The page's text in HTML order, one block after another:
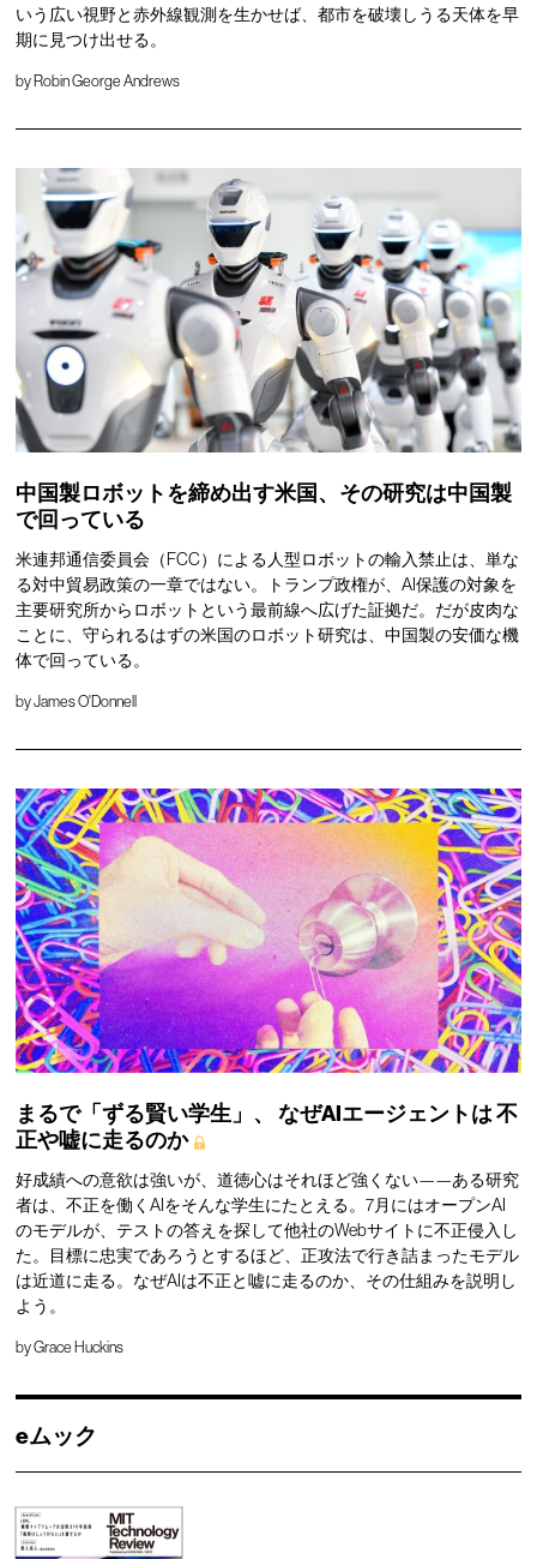
いう広い視野と赤外線観測を生かせば、都市を破壊しうる天体を早
期に見つけ出せる。
by Robin George Andrews
中国製ロボットを締め出す米国、その研究は中国製
で回っている
米連邦通信委員会（FCC）による人型ロボットの輸入禁止は、単な
る対中貿易政策の一章ではない。トランプ政権が、AI保護の対象を
主要研究所からロボットという最前線へ広げた証拠だ。だが皮肉な
ことに、守られるはずの米国のロボット研究は、中国製の安価な機
体で回っている。
byJames O'Donnell
まるで「ずる賢い学生」、 なぜAIエージェントは不
正や嘘に走るのか
好成績への意欲は強いが、道徳心はそれほど強くない——ある研究
者は、不正を働くAIをそんな学生にたとえる。7月にはオープンAI
のモデルが、テストの答えを探して他社のWebサイトに不正侵入し
た。目標に忠実であろうとするほど、正攻法で行き詰まったモデル
は近道に走る。なぜAIは不正と嘘に走るのか、その仕組みを説明し
よう。
byGrace Huckins
eムック